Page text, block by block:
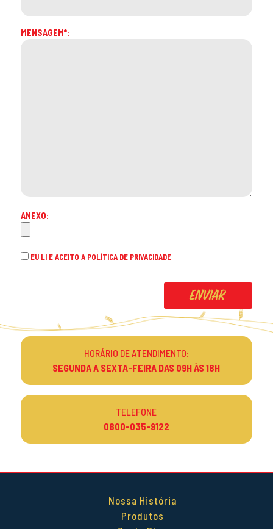
MENSAGEM*:
ANEXO:
EU LI E ACEITO A POLÍTICA DE PRIVACIDADE
HORÁRIO DE ATENDIMENTO:
SEGUNDA A SEXTA-FEIRA DAS 09H ÀS 18H
TELEFONE
0800-035-9122
Nossa História
Produtos